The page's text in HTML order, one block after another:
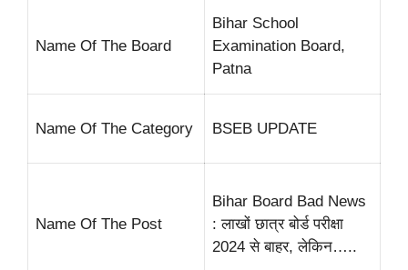
Name Of The Board
Bihar School
Examination Board,
Patna
Name Of The Category BSEB UPDATE
Name Of The Post
Bihar Board Bad News
: लाखों छात्र बोर्ड परीक्षा
2024 से बाहर, लेकिन…..